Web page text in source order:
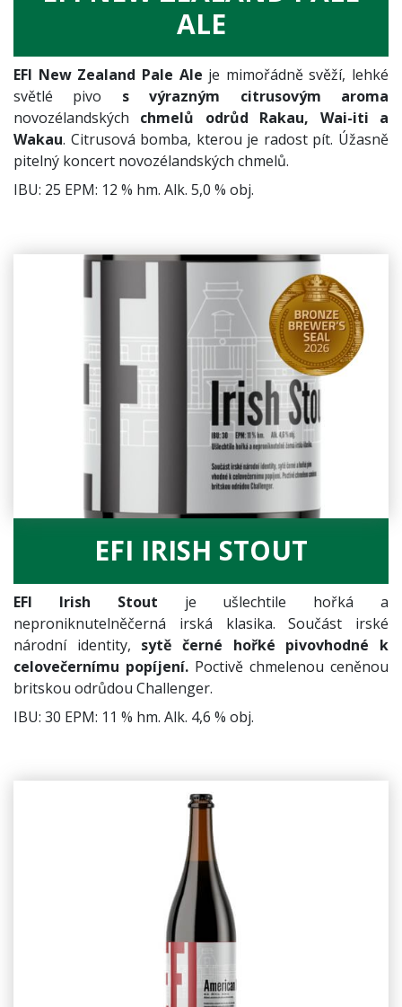
ALE
EFI New Zealand Pale Ale je mimořádně svěží, lehké
světlé pivo s výrazným citrusovým aroma
novozélandských chmelů odrůd Rakau, Wai-iti a
Wakau. Citrusová bomba, kterou je radost pít. Úžasně
pitelný koncert novozélandských chmelů.
IBU: 25 EPM: 12 % hm. Alk. 5,0 % obj.
EFI IRISH STOUT
EFI Irish Stout je ušlechtile hořká a
neproniknutelněčerná irská klasika. Součást irské
národní identity, sytě černé hořké pivovhodné k
celovečernímu popíjení. Poctivě chmelenou ceněnou
britskou odrůdou Challenger.
IBU: 30 EPM: 11 % hm. Alk. 4,6 % obj.